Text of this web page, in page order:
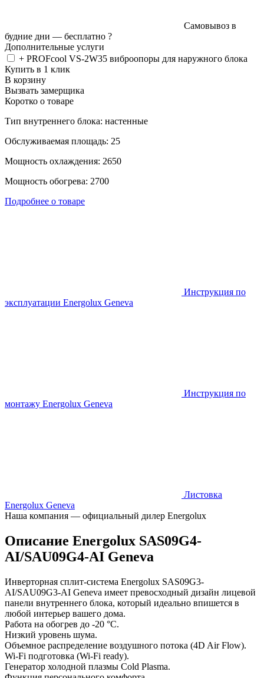
Самовывоз в
будние дни — бесплатно ?
Дополнительные услуги
+ PROFcool VS-2W35 виброопоры для наружного блока
Купить в 1 клик
В корзину
Вызвать замерщика
Коротко о товаре
Тип внутреннего блока: настенные
Обслуживаемая площадь: 25
Мощность охлаждения: 2650
Мощность обогрева: 2700
Подробнее о товаре
Инструкция по
эксплуатации Energolux Geneva
Инструкция по
монтажу Energolux Geneva
Листовка
Energolux Geneva
Наша компания — официальный дилер Energolux
Описание Energolux SAS09G4-
AI/SAU09G4-AI Geneva
Инверторная сплит-система Energolux SAS09G3-
AI/SAU09G3-AI Geneva имеет превосходный дизайн лицевой
панели внутреннего блока, который идеально впишется в
любой интерьер вашего дома.
Работа на обогрев до -20 °С.
Низкий уровень шума.
Объемное распределение воздушного потока (4D Air Flow).
Wi-Fi подготовка (Wi-Fi ready).
Генератор холодной плазмы Cold Plasma.